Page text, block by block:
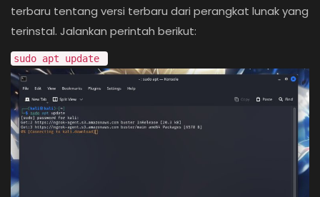
terbaru tentang versi terbaru dari perangkat lunak yang
terinstal. Jalankan perintah berikut:
sudo apt update